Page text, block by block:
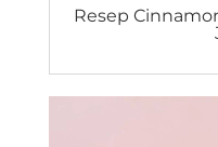
Resep